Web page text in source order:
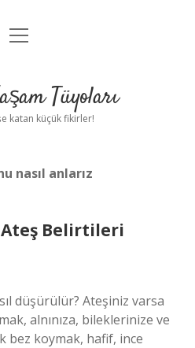
Anasayfa
Uyarı
menüyü
Tüyoları
katan küçük fikirler!
nasıl anlarız
Belirtileri
düşürülür? Ateşiniz varsa
alnınıza, bileklerinize ve
bez koymak, hafif, ince